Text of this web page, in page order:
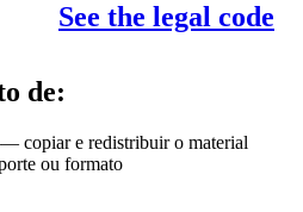
See the legal code
de:
— copiar e redistribuir o material
ou formato